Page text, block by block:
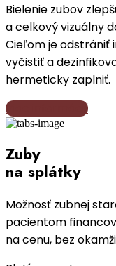
Bielenie zubov
a celkový vizuálny
Cieľom je odstrániť
vyčistiť a
hermeticky zaplniť.
Viac informácií
Zuby
na splátky
Možnosť zubnej
pacientom
na cenu, bez